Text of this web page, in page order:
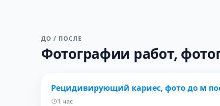
ДО / ПОСЛЕ
Фотографии работ,
ДО
Рецидивирующий кариес, фото до м
1 час